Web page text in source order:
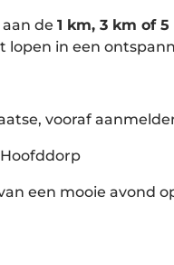
de 1 km, 3 km of 5
in een
vooraf
Hoofddorp
een mooie avond op